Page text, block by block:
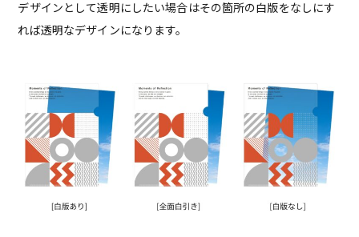
デザインとして透明にしたい場合はその箇所の白版をなしにす
れば透明なデザインになります。